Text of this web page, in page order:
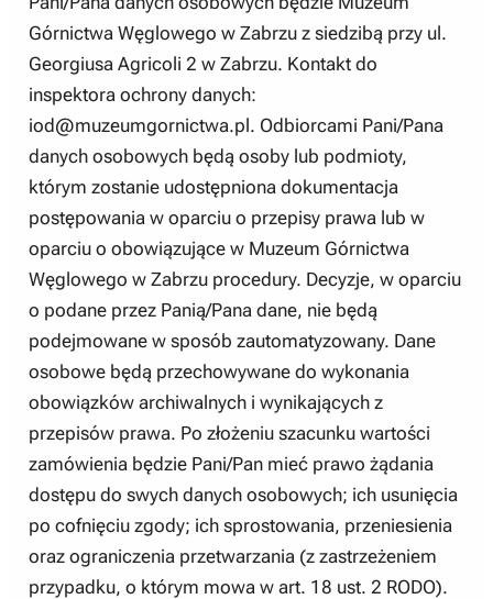
Górnictwa Węglowego w Zabrzu z siedzibą przy ul.
Georgiusa Agricoli 2 w Zabrzu. Kontakt do
inspektora ochrony danych:
iod@muzeumgornictwa.pl. Odbiorcami Pani/Pana
danych osobowych będą osoby lub podmioty,
którym zostanie udostępniona dokumentacja
postępowania w oparciu o przepisy prawa lub w
oparciu o obowiązujące w Muzeum Górnictwa
Węglowego w Zabrzu procedury. Decyzje, w oparciu
o podane przez Panią/Pana dane, nie będą
podejmowane w sposób zautomatyzowany. Dane
osobowe będą przechowywane do wykonania
obowiązków archiwalnych i wynikających z
przepisów prawa. Po złożeniu szacunku wartości
zamówienia będzie Pani/Pan mieć prawo żądania
dostępu do swych danych osobowych; ich usunięcia
po cofnięciu zgody; ich sprostowania, przeniesienia
oraz ograniczenia przetwarzania (z zastrzeżeniem
przypadku, o którym mowa w art. 18 ust. 2 RODO).